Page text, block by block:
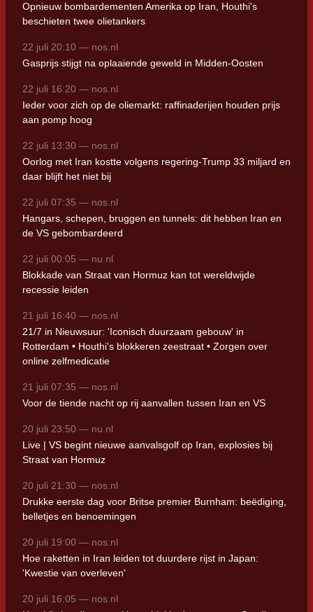
Opnieuw bombardementen Amerika op Iran, Houthi's
beschieten twee olietankers
22 juli 20:10 — nos.nl
Gasprijs stijgt na oplaaiende geweld in Midden-Oosten
22 juli 16:20 — nos.nl
Ieder voor zich op de oliemarkt: raffinaderijen houden prijs
aan pomp hoog
22 juli 13:30 — nos.nl
Oorlog met Iran kostte volgens regering-Trump 33 miljard en
daar blijft het niet bij
22 juli 07:35 — nos.nl
Hangars, schepen, bruggen en tunnels: dit hebben Iran en
de VS gebombardeerd
22 juli 00:05 — nu.nl
Blokkade van Straat van Hormuz kan tot wereldwijde
recessie leiden
21 juli 16:40 — nos.nl
21/7 in Nieuwsuur: 'Iconisch duurzaam gebouw' in
Rotterdam • Houthi's blokkeren zeestraat • Zorgen over
online zelfmedicatie
21 juli 07:35 — nos.nl
Voor de tiende nacht op rij aanvallen tussen Iran en VS
20 juli 23:50 — nu.nl
Live | VS begint nieuwe aanvalsgolf op Iran, explosies bij
Straat van Hormuz
20 juli 21:30 — nos.nl
Drukke eerste dag voor Britse premier Burnham: beëdiging,
belletjes en benoemingen
20 juli 19:00 — nos.nl
Hoe raketten in Iran leiden tot duurdere rijst in Japan:
'Kwestie van overleven'
20 juli 16:05 — nos.nl